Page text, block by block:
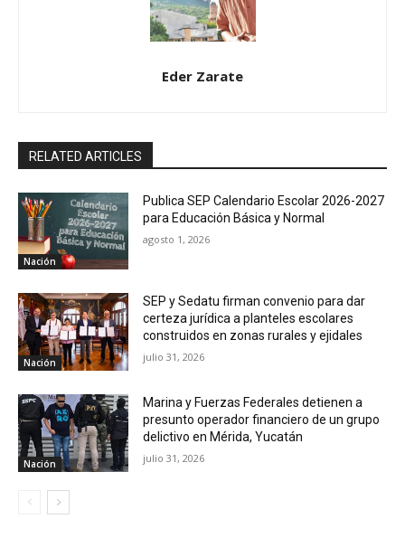
Eder Zarate
RELATED ARTICLES
Nación
Publica SEP Calendario Escolar 2026-2027
para Educación Básica y Normal
agosto 1, 2026
Nación
SEP y Sedatu firman convenio para dar
certeza jurídica a planteles escolares
construidos en zonas rurales y ejidales
julio 31, 2026
Nación
Marina y Fuerzas Federales detienen a
presunto operador financiero de un grupo
delictivo en Mérida, Yucatán
julio 31, 2026